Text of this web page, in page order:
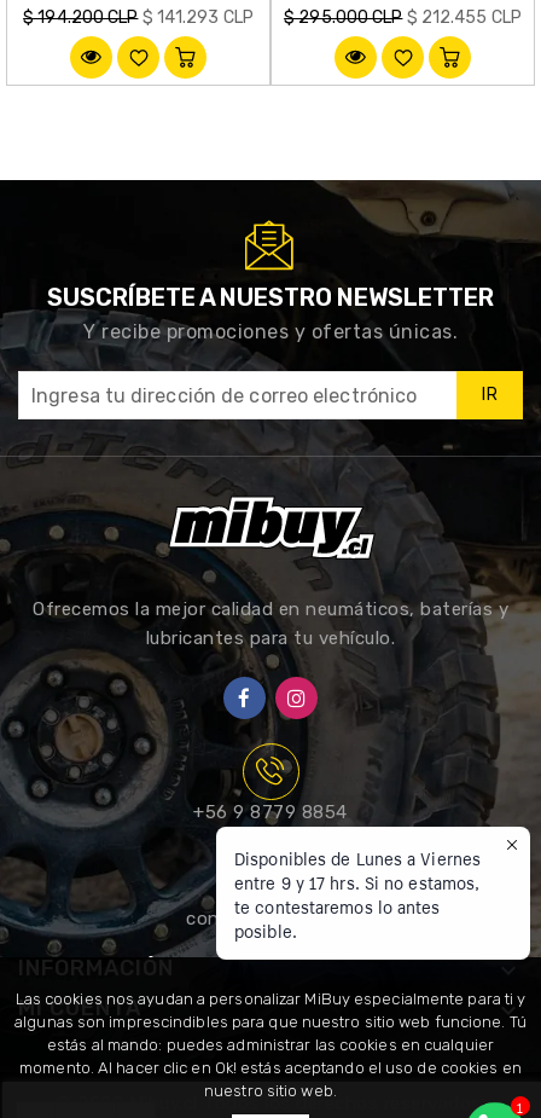
Precio
habitual
$ 194.200 CLP $ 141.293 CLP
Precio
habitual
$ 295.000 CLP $ 212.455 CLP
SUSCRÍBETE A NUESTRO NEWSLETTER
Y recibe promociones y ofertas únicas.
IR
Ofrecemos la mejor calidad en neumáticos, baterías y
lubricantes para tu vehículo.
+56 9 8779 8854
contacto@mibuy.cl
INFORMACIÓN
MI CUENTA 
© 2022 Mibuy.cl Todos los derechos reservados.
Las cookies nos ayudan a personalizar MiBuy especialmente para ti y
algunas son imprescindibles para que nuestro sitio web funcione. Tú
estás al mando: puedes administrar las cookies en cualquier
momento. Al hacer clic en Ok! estás aceptando el uso de cookies en
nuestro sitio web.
Disponibles de Lunes a Viernes
entre 9 y 17 hrs. Si no estamos,
te contestaremos lo antes
posible.
1